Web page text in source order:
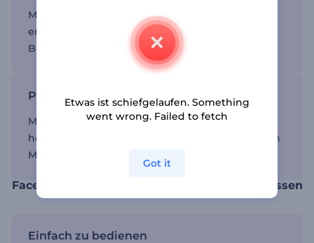
Mit einer Vorlage können Sie schnell Videos
erstellen, ohne Stunden für Design und
Bearbeitung aufwenden zu müssen.
Professionelle Inhalte erstellen
Mit Vorlagen als Leinwand können Sie
hochwertige Inhalte erstellen, die in den sozialen
Medien auffallen.
Facebook-Videovorlagen an Ihre Marke anpassen
Einfach zu bedienen
Etwas ist schiefgelaufen. Something
went wrong. Failed to fetch
Got it